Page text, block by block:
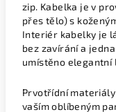
zip. Kabelka je v
přes tělo) s
Interiér kabelky je
bez zavírání a
umístěno elegantní
Prvotřídní
vaším oblíbeným